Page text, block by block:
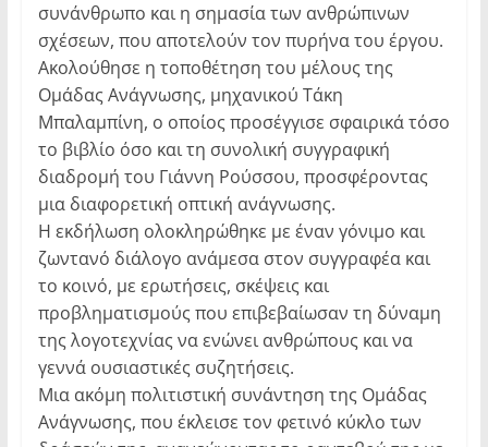
συνάνθρωπο και η σημασία των ανθρώπινων
σχέσεων, που αποτελούν τον πυρήνα του έργου.
Ακολούθησε η τοποθέτηση του μέλους της
Ομάδας Ανάγνωσης, μηχανικού Τάκη
Μπαλαμπίνη, ο οποίος προσέγγισε σφαιρικά τόσο
το βιβλίο όσο και τη συνολική συγγραφική
διαδρομή του Γιάννη Ρούσσου, προσφέροντας
μια διαφορετική οπτική ανάγνωσης.
Η εκδήλωση ολοκληρώθηκε με έναν γόνιμο και
ζωντανό διάλογο ανάμεσα στον συγγραφέα και
το κοινό, με ερωτήσεις, σκέψεις και
προβληματισμούς που επιβεβαίωσαν τη δύναμη
της λογοτεχνίας να ενώνει ανθρώπους και να
γεννά ουσιαστικές συζητήσεις.
Μια ακόμη πολιτιστική συνάντηση της Ομάδας
Ανάγνωσης, που έκλεισε τον φετινό κύκλο των